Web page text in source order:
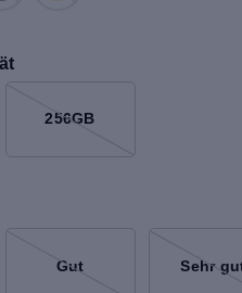
256GB
Gut Sehr